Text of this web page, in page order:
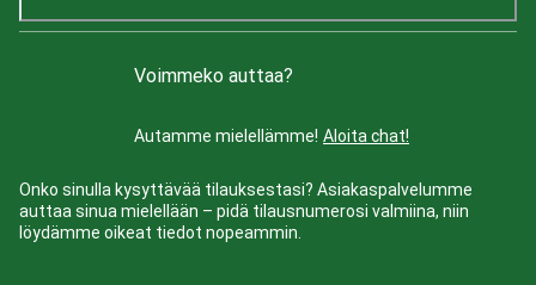
Voimmeko auttaa?
Autamme mielellämme! Aloita chat!
Onko sinulla kysyttävää tilauksestasi? Asiakaspalvelumme
auttaa sinua mielellään – pidä tilausnumerosi valmiina, niin
löydämme oikeat tiedot nopeammin.